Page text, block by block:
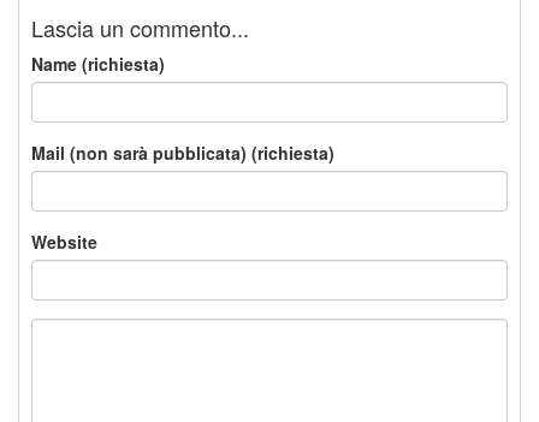
Lascia un commento...
Name (richiesta)
Mail (non sarà pubblicata) (richiesta)
Website